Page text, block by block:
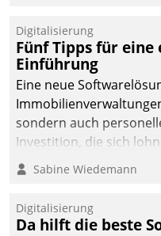
Digitalisierung
Fünf Tipps für
Einführung
Eine neue
sondern auch
Investition, die sich
nachhaltige
dieses Ziel erreicht
Sabine Wiedemann
Digitalisierung
Da hilft die beste